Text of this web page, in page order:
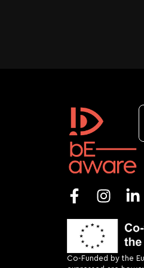
Co-Funded by the